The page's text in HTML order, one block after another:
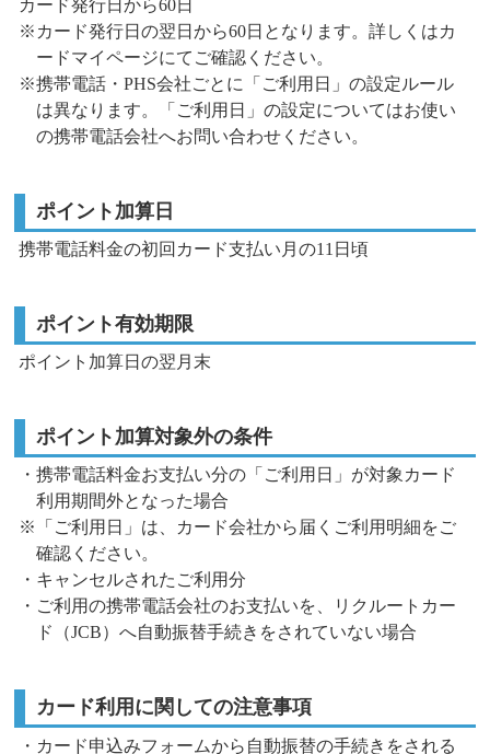
カード発行日から60日
※カード発行日の翌日から60日となります。詳しくはカ
ードマイページにてご確認ください。
※携帯電話・PHS会社ごとに「ご利用日」の設定ルール
は異なります。「ご利用日」の設定についてはお使い
の携帯電話会社へお問い合わせください。
ポイント加算日
携帯電話料金の初回カード支払い月の11日頃
ポイント有効期限
ポイント加算日の翌月末
ポイント加算対象外の条件
・携帯電話料金お支払い分の「ご利用日」が対象カード
利用期間外となった場合
※「ご利用日」は、カード会社から届くご利用明細をご
確認ください。
・キャンセルされたご利用分
・ご利用の携帯電話会社のお支払いを、リクルートカー
ド（JCB）へ自動振替手続きをされていない場合
カード利用に関しての注意事項
・カード申込みフォームから自動振替の手続きをされる